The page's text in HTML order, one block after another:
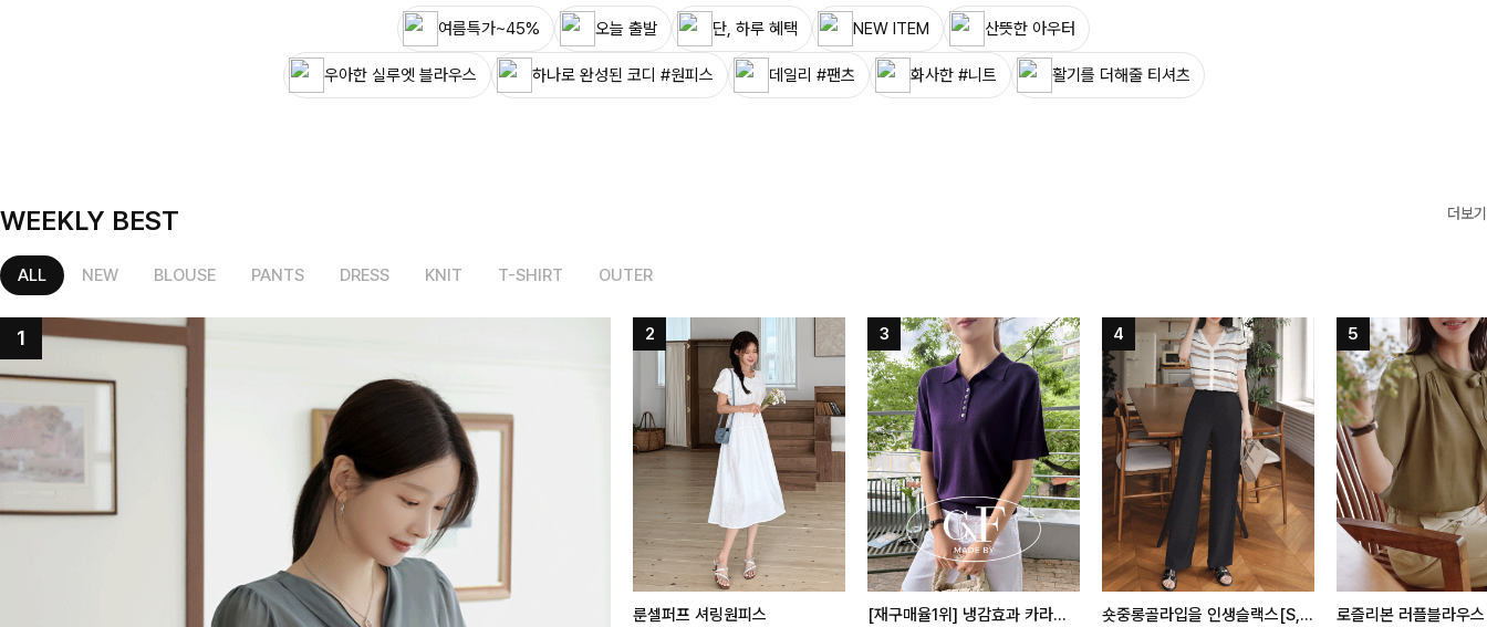
여름특가~45% 오늘 출발 단, 하루 혜택 NEW ITEM 산뜻한 아우터
우아한 실루엣 블라우스 하나로 완성된 코디 #원피스 데일리 #팬츠 화사한 #니트 활기를 더해줄 티셔츠
WEEKLY BEST 더보기
ALL NEW BLOUSE PANTS DRESS KNIT T-SHIRT OUTER
룬셀퍼프 셔링원피스 [재구매율1위] 냉감효과 카라니트 숏중롱골라입을 인생슬랙스[S,M,L,XL사이즈] 로즐리본 러플블라우스